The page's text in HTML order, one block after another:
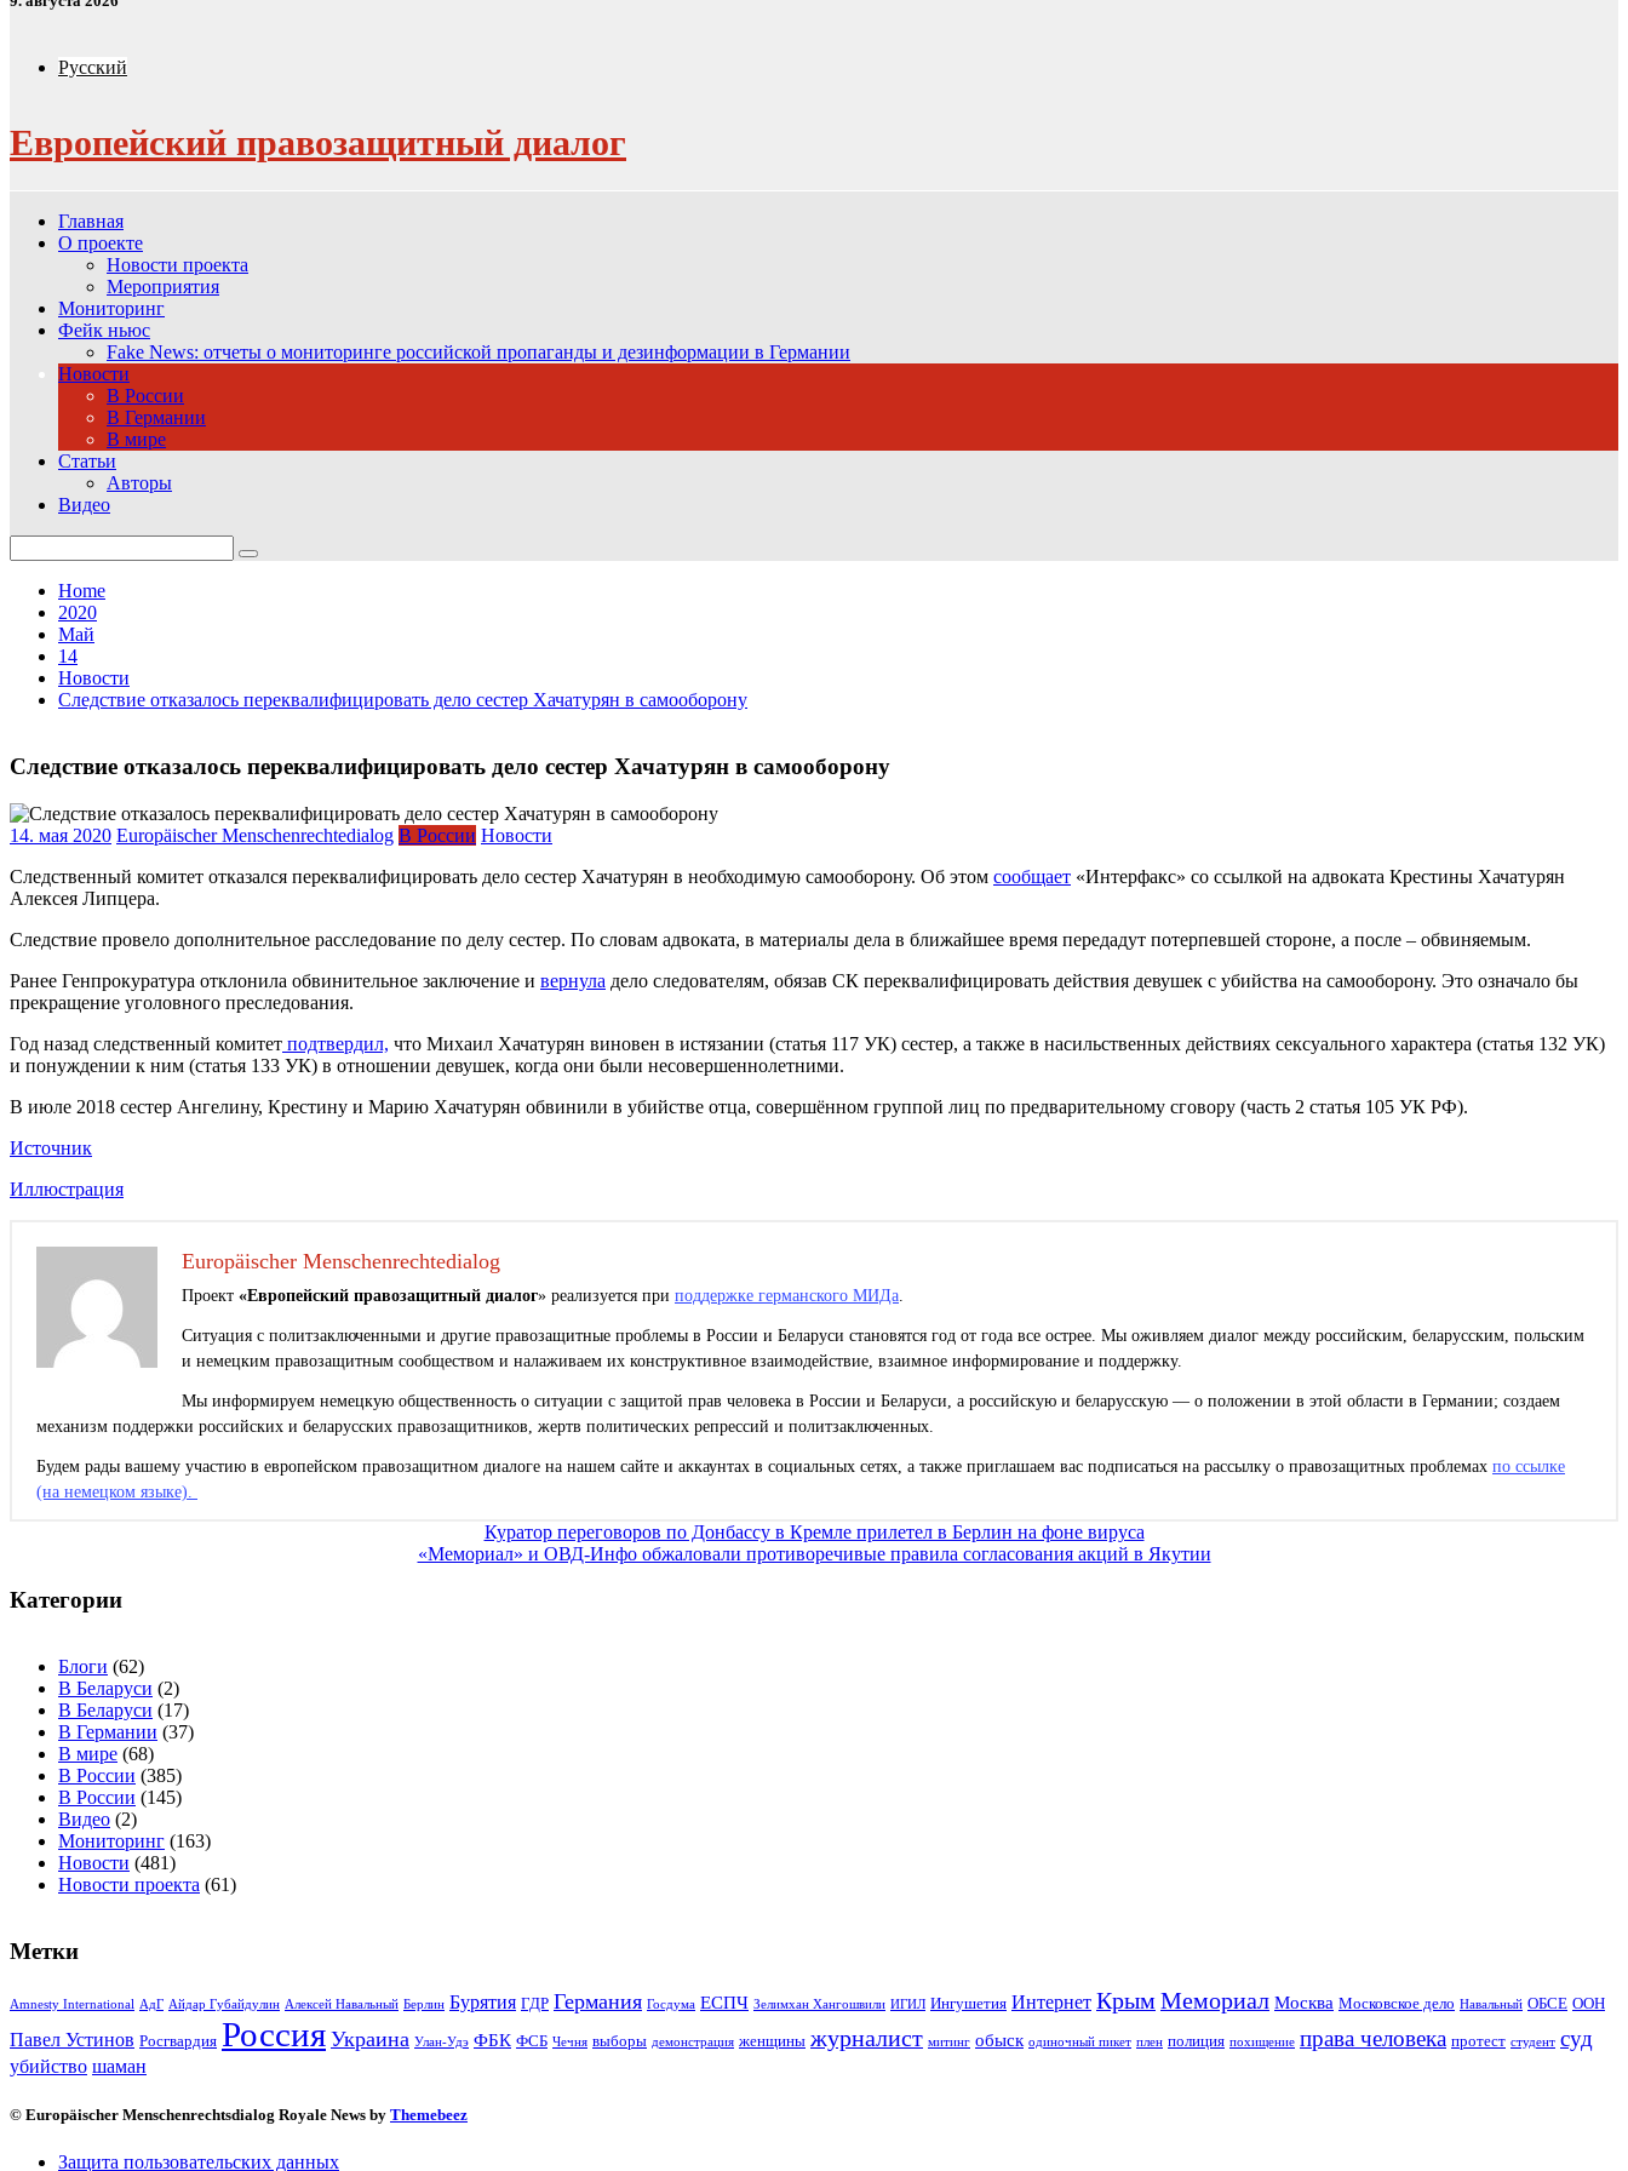
Русский
Европейский правозащитный диалог
Главная
О проекте
Новости проекта
Мероприятия
Мониторинг
Фейк ньюс
Fake News: отчеты о мониторинге российской пропаганды и дезинформации в Германии
Новости
В России
В Германии
В мире
Статьи
Авторы
Видео
for:
Home
2020
Май
14
Новости
Следствие отказалось переквалифицировать дело сестер Хачатурян в самооборону
Следствие отказалось переквалифицировать дело сестер Хачатурян в самооборону
14. мая 2020 Europäischer Menschenrechtedialog В России Новости
Следственный комитет отказался переквалифицировать дело сестер Хачатурян в необходимую самооборону. Об этом сообщает «Интерфакс» со ссылкой на адвоката Крестины Хачатурян
Алексея Липцера.
Следствие провело дополнительное расследование по делу сестер. По словам адвоката, в материалы дела в ближайшее время передадут потерпевшей стороне, а после – обвиняемым.
Ранее Генпрокуратура отклонила обвинительное заключение и вернула дело следователям, обязав СК переквалифицировать действия девушек с убийства на самооборону. Это означало бы
прекращение уголовного преследования.
Год назад следственный комитет подтвердил, что Михаил Хачатурян виновен в истязании (статья 117 УК) сестер, а также в насильственных действиях сексуального характера (статья 132 УК)
и понуждении к ним (статья 133 УК) в отношении девушек, когда они были несовершеннолетними.
В июле 2018 сестер Ангелину, Крестину и Марию Хачатурян обвинили в убийстве отца, совершённом группой лиц по предварительному сговору (часть 2 статья 105 УК РФ).
Источник
Иллюстрация
Europäischer Menschenrechtedialog
Проект «Европейский правозащитный диалог» реализуется при поддержке германского МИДа
Ситуация с политзаключенными и другие правозащитные проблемы в России и Беларуси становятся год от года все острее. Мы оживляем диалог между российским, беларусским, польским
и немецким правозащитным сообществом и налаживаем их конструктивное взаимодействие, взаимное информирование и поддержку.
Мы информируем немецкую общественность о ситуации с защитой прав человека в России и Беларуси, а российскую и беларусскую — о положении в этой области в Германии; создаем
механизм поддержки российских и беларусских правозащитников, жертв политических репрессий и политзаключенных.
Будем рады вашему участию в европейском правозащитном диалоге на нашем сайте и аккаунтах в социальных сетях, а также приглашаем вас подписаться на рассылку о правозащитных проблемах по ссылке
(на немецком языке).
записям
Куратор переговоров по Донбассу в Кремле прилетел в Берлин на фоне вируса
«Мемориал» и ОВД-Инфо обжаловали противоречивые правила согласования акций в Якутии
Категории
Блоги (62)
В Беларуси (2)
В Беларуси (17)
В Германии (37)
В мире (68)
В России (385)
В России (145)
Видео (2)
Мониторинг (163)
Новости (481)
Новости проекта (61)
Метки
Amnesty International АдГ Айдар Губайдулин Алексей Навальный Берлин Бурятия ГДР Германия Госдума ЕСПЧ Зелимхан Хангошвили ИГИЛ Ингушетия Интернет Крым Мемориал Москва Московское дело Навальный ОБСЕ ООН
Павел Устинов Росгвардия Россия Украина Улан-Удэ ФБК ФСБ Чечня выборы демонстрация женщины журналист митинг обыск одиночный пикет плен полиция похищение права человека протест студент суд
убийство шаман
© Europäischer Menschenrechtsdialog Royale News by Themebeez
Защита пользовательских данных